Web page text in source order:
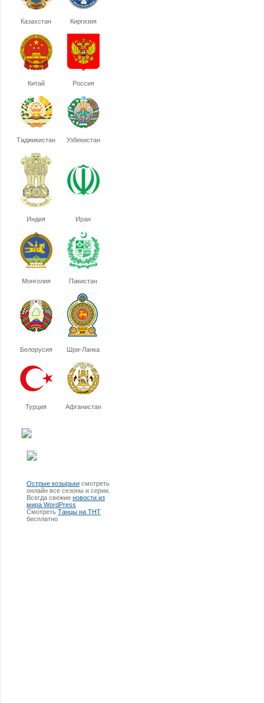
Казахстан Киргизия
Китай Россия
Таджикистан Узбекистан
Индия Иран
Монголия Пакистан
Белорусия Шри-Ланка
Турция Афганистан
Острые козырьки смотреть
онлайн все сезоны и серии.
Всегда свежие новости из
мира WordPress
Смотреть Танцы на ТНТ
бесплатно